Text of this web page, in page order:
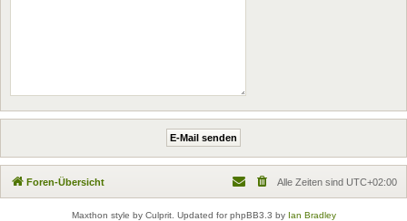
Foren-Übersicht Alle Zeiten sind UTC+02:00
Maxthon style by Culprit. Updated for phpBB3.3 by Ian Bradley